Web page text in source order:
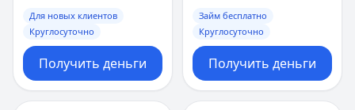
Для новых клиентов
Круглосуточно
Получить деньги
Займ бесплатно
Круглосуточно
Получить деньги